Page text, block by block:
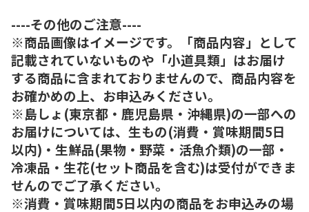
----その他のご注意----
※商品画像はイメージです。「商品内容」として
記載されていないものや「小道具類」はお届け
する商品に含まれておりませんので、商品内容を
お確かめの上、お申込みください。
※島しょ(東京都・鹿児島県・沖縄県)の一部への
お届けについては、生もの(消費・賞味期間5日
以内)・生鮮品(果物・野菜・活魚介類)の一部・
冷凍品・生花(セット商品を含む)は受付ができま
せんのでご了承ください。
※消費・賞味期間5日以内の商品をお申込みの場